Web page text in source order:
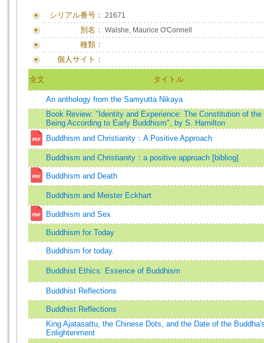
シリアル番号： 21671
別名： Walshe, Maurice O'Connell
種類：
個人サイト：
全文 タイトル
An anthology from the Samyutta Nikaya
Book Review: "Identity and Experience: The Constitution of the
Being According to Early Buddhism", by S. Hamilton
Buddhism and Christianity：A Positive Approach
Buddhism and Christianity：a positive approach [bibliog]
Buddhism and Death
Buddhism and Meister Eckhart
Buddhism and Sex
Buddhism for Today
Buddhism for today.
Buddhist Ethics: Essence of Buddhism
Buddhist Reflections
Buddhist Reflections
King Ajatasattu, the Chinese Dots, and the Date of the
Enlightenment